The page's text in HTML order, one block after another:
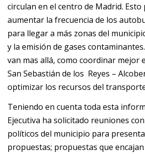
circulan en el centro de Madrid.
aumentar la frecuencia de los
para llegar a más zonas del
y la emisión de gases
van mas allá, como coordinar mejor
San Sebastián de los Reyes –
optimizar los recursos del
Teniendo en cuenta toda esta
Ejecutiva ha solicitado reuniones
políticos del municipio para
propuestas; propuestas que